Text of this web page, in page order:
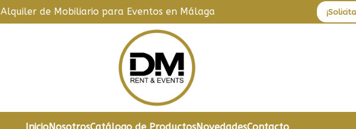
Alquiler de Mobiliario para Eventos en Málaga
InicioNosotrosCatálogo de ProductosNovedadesContacto